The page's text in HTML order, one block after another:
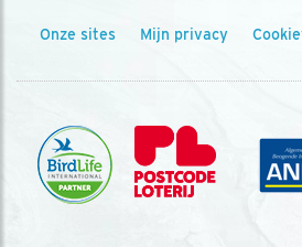
Onze sites Mijn privacy